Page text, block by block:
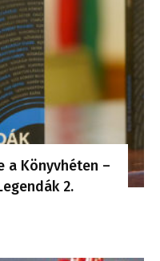
a Könyvhéten –
2.